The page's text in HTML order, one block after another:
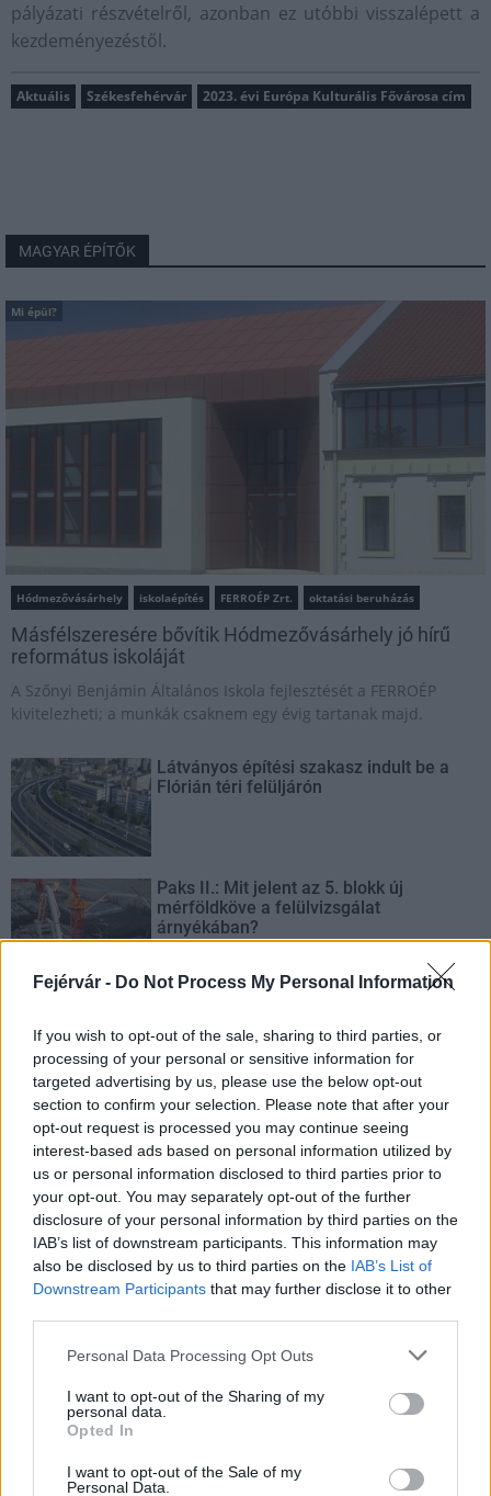
Fejérvár - Do Not Process My Personal Information
If you wish to opt-out of the sale, sharing to third parties, or
processing of your personal or sensitive information for
targeted advertising by us, please use the below opt-out
section to confirm your selection. Please note that after your
opt-out request is processed you may continue seeing
interest-based ads based on personal information utilized by
us or personal information disclosed to third parties prior to
your opt-out. You may separately opt-out of the further
disclosure of your personal information by third parties on the
IAB’s list of downstream participants. This information may
also be disclosed by us to third parties on the IAB’s List of
Downstream Participants that may further disclose it to other
Please note that this website/app uses one or more Google
not limited to your visit or usage behaviour. You may click to
grant or deny consent to Google and its third-party tags to
use your data for below specified purposes in below Google
consent section.
Personal Data Processing Opt Outs
I want to opt-out of the Sharing of my
personal data.
Opted In
I want to opt-out of the Sale of my
Personal Data.
pályázati részvételről, azonban ez utóbbi visszalépett a
kezdeményezéstől.
Aktuális Székesfehérvár 2023. évi Európa Kulturális Fővárosa cím
MAGYAR ÉPÍTŐK
Mi épül?
Hódmezővásárhely iskolaépítés FERROÉP Zrt. oktatási beruházás
Másfélszeresére bővítik Hódmezővásárhely jó hírű
református iskoláját
A Szőnyi Benjámin Általános Iskola fejlesztését a FERROÉP
kivitelezheti; a munkák csaknem egy évig tartanak majd.
Látványos építési szakasz indult be a
Flórián téri felüljárón
Paks II.: Mit jelent az 5. blokk új
mérföldköve a felülvizsgálat
árnyékában?
közelében lévő logisztikai bázis út- és
közműhálózatának fejlesztése
Látlelet a hazai víziközművekről?
Egyetlen, fél évszázados vezetéken
múlt Bicske vízellátása
Helyi hírek